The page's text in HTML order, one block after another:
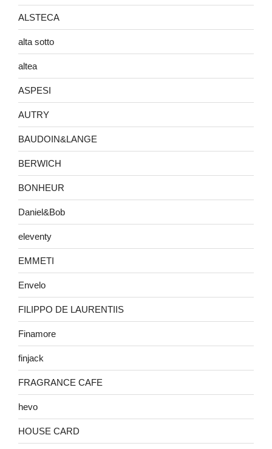
ALSTECA
alta sotto
altea
ASPESI
AUTRY
BAUDOIN&LANGE
BERWICH
BONHEUR
Daniel&Bob
eleventy
EMMETI
Envelo
FILIPPO DE LAURENTIIS
Finamore
finjack
FRAGRANCE CAFE
hevo
HOUSE CARD